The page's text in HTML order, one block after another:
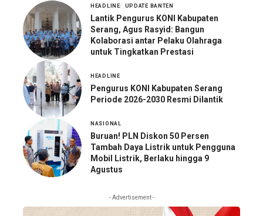
HEADLINE UPDATE BANTEN
Lantik Pengurus KONI Kabupaten
Serang, Agus Rasyid: Bangun
Kolaborasi antar Pelaku Olahraga
untuk Tingkatkan Prestasi
HEADLINE
Pengurus KONI Kabupaten Serang
Periode 2026-2030 Resmi Dilantik
NASIONAL
Buruan! PLN Diskon 50 Persen
Tambah Daya Listrik untuk Pengguna
Mobil Listrik, Berlaku hingga 9
Agustus
- Advertisement -